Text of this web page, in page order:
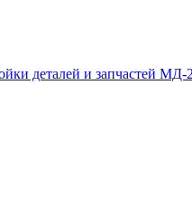
деталей и запчастей МД-